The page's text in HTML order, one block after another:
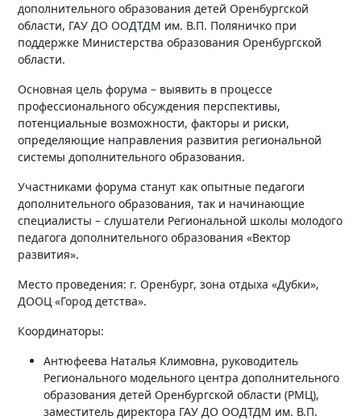
дополнительного образования детей Оренбургской
области, ГАУ ДО ООДТДМ им. В.П. Поляничко при
поддержке Министерства образования Оренбургской
области.
Основная цель форума – выявить в процессе
профессионального обсуждения перспективы,
потенциальные возможности, факторы и риски,
определяющие направления развития региональной
системы дополнительного образования.
Участниками форума станут как опытные педагоги
дополнительного образования, так и начинающие
специалисты – слушатели Региональной школы молодого
педагога дополнительного образования «Вектор
развития».
Место проведения: г. Оренбург, зона отдыха «Дубки»,
ДООЦ «Город детства».
Координаторы:
Антюфеева Наталья Климовна, руководитель
Регионального модельного центра дополнительного
образования детей Оренбургской области (РМЦ),
заместитель директора ГАУ ДО ООДТДМ им. В.П.